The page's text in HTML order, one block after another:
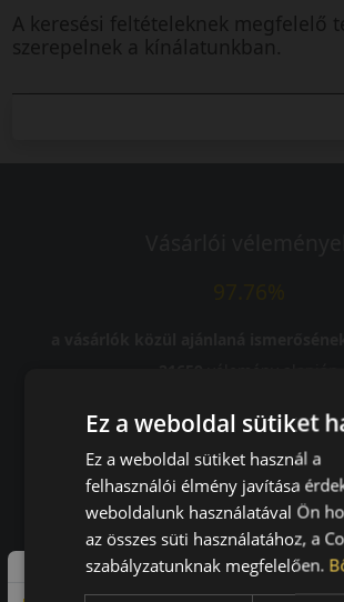
kiszállítással. Természetesen szakértői
választási segítséggel is támogatjuk
spórolni? Foglaljon online időpontot
A keresési feltételeknek megfelelő
szerepelnek a kínálatunkban.
Laca
-
A bolt vásárlója
Ez a weboldal sütiket
Ez a weboldal sütiket használ a
felhasználói élmény javítása
weboldalunk használatával Ön
az összes süti használatához, a
szabályzatunknak megfelelően.